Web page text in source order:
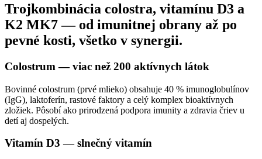
Trojkombinácia colostra, vitamínu D3 a
K2 MK7 — od imunitnej obrany až po
pevné kosti, všetko v synergii.
Colostrum — viac než 200 aktívnych látok
Bovinné colostrum (prvé mlieko) obsahuje 40 % imunoglobulínov
(IgG), laktoferín, rastové faktory a celý komplex bioaktívnych
zložiek. Pôsobí ako prirodzená podpora imunity a zdravia čriev u
detí aj dospelých.
Vitamín D3 — slnečný vitamín